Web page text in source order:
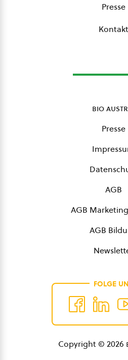
Presse
Kontakt
bio
Presse
AGB
AGB
AGB
FOLGE
Copyright © 2026